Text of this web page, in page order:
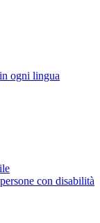
ogni lingua
con disabilità